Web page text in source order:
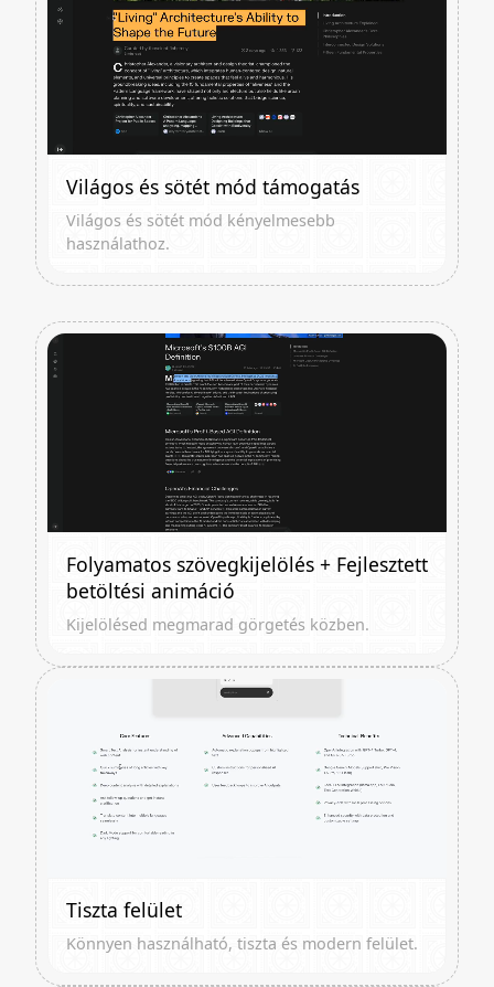
Világos és sötét mód támogatás
Világos és sötét mód kényelmesebb
használathoz.
Folyamatos szövegkijelölés + Fejlesztett
betöltési animáció
Kijelölésed megmarad görgetés közben.
Tiszta felület
Könnyen használható, tiszta és modern felület.